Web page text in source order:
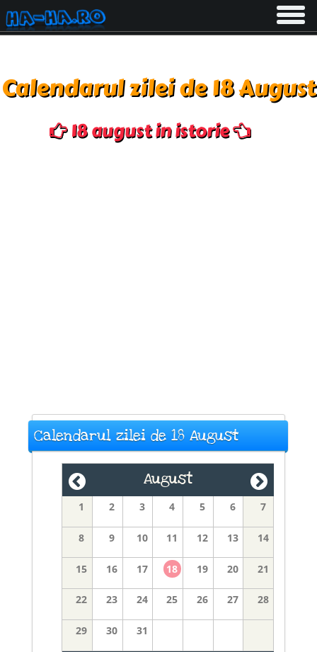
Toggle
Calendarul zilei de 18 August
18 august in istorie
Calendarul zilei de 18 August
August
1 2 3 4 5 6 7
8 9 10 11 12 13 14
15 16 17 18 19 20 21
22 23 24 25 26 27 28
29 30 31